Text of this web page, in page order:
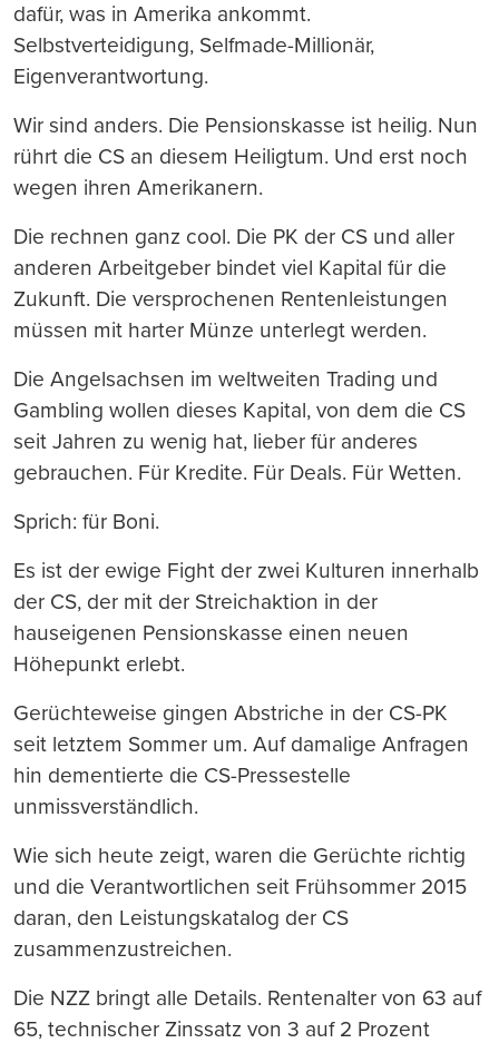
dafür, was in Amerika ankommt.
Selbstverteidigung, Selfmade-Millionär,
Eigenverantwortung.
Wir sind anders. Die Pensionskasse ist heilig. Nun
rührt die CS an diesem Heiligtum. Und erst noch
wegen ihren Amerikanern.
Die rechnen ganz cool. Die PK der CS und aller
anderen Arbeitgeber bindet viel Kapital für die
Zukunft. Die versprochenen Rentenleistungen
müssen mit harter Münze unterlegt werden.
Die Angelsachsen im weltweiten Trading und
Gambling wollen dieses Kapital, von dem die CS
seit Jahren zu wenig hat, lieber für anderes
gebrauchen. Für Kredite. Für Deals. Für Wetten.
Sprich: für Boni.
Es ist der ewige Fight der zwei Kulturen innerhalb
der CS, der mit der Streichaktion in der
hauseigenen Pensionskasse einen neuen
Höhepunkt erlebt.
Gerüchteweise gingen Abstriche in der CS-PK
seit letztem Sommer um. Auf damalige Anfragen
hin dementierte die CS-Pressestelle
unmissverständlich.
Wie sich heute zeigt, waren die Gerüchte richtig
und die Verantwortlichen seit Frühsommer 2015
daran, den Leistungskatalog der CS
zusammenzustreichen.
Die NZZ bringt alle Details. Rentenalter von 63 auf
65, technischer Zinssatz von 3 auf 2 Prozent